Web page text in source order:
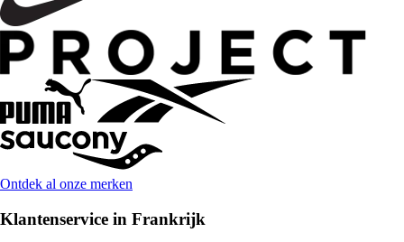
Ontdek al onze merken
Klantenservice in Frankrijk